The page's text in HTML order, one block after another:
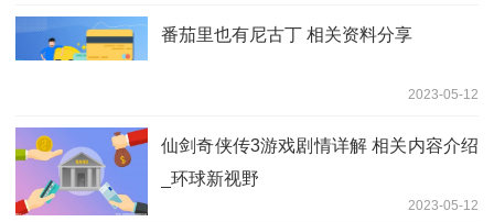
番茄里也有尼古丁 相关资料分享
2023-05-12
仙剑奇侠传3游戏剧情详解 相关内容介绍
_环球新视野
2023-05-12